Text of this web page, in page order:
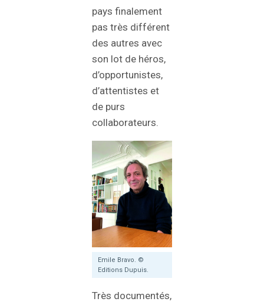
pays finalement
pas très différent
des autres avec
son lot de héros,
d’opportunistes,
d’attentistes et
de purs
collaborateurs.
Emile Bravo. ©
Editions Dupuis.
Très documentés,